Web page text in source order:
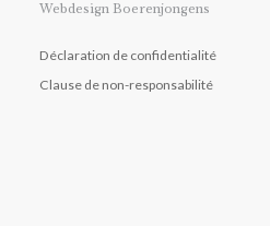
Webdesign Boerenjongens
Déclaration de confidentialité
Clause de non-responsabilité